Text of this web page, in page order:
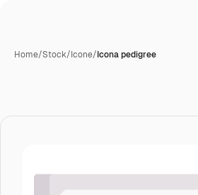
Home/Stock/Icone/Icona pedigree